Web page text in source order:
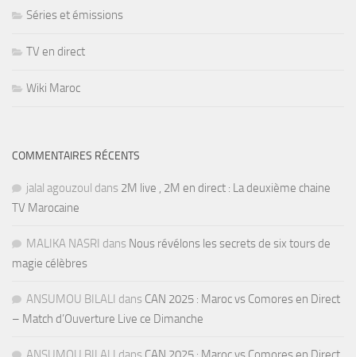
Séries et émissions
TV en direct
Wiki Maroc
COMMENTAIRES RÉCENTS
jalal agouzoul dans 2M live , 2M en direct : La deuxième chaine
TV Marocaine
MALIKA NASRI dans Nous révélons les secrets de six tours de
magie célèbres
ANSUMOU BILALI dans CAN 2025 : Maroc vs Comores en Direct
– Match d’Ouverture Live ce Dimanche